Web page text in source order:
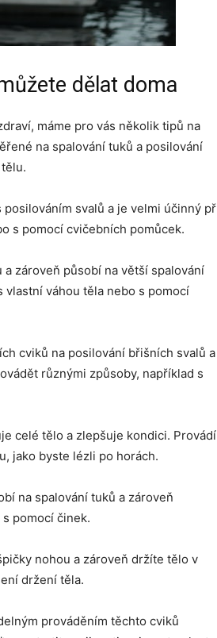
dělat doma
máme pro vás několik tipů na
na spalování tuků a posilování
svalů a je velmi účinný
s pomocí cvičebních pomůcek.
zároveň působí na větší spalování
váhou těla nebo s pomocí
cviků na posilování břišních svalů a
různými způsoby, například s
celé tělo a zlepšuje kondici. Provádí
jako byste lézli po horách.
na spalování tuků a zároveň
pomocí činek.
nohou a zároveň držíte tělo v
držení těla.
prováděním těchto cviků